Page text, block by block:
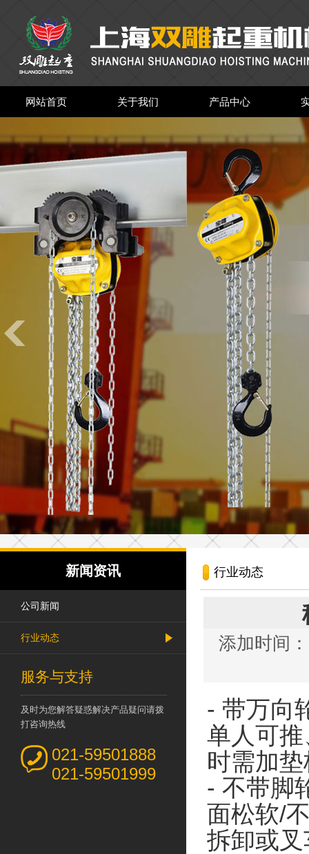
网站首页 关于我们 产品中心
新闻资讯
公司新闻
行业动态
服务与支持
及时为您解答疑惑解决产品疑问请拨
打咨询热线
021-59501888
021-59501999
行业动态
添加时间
- 带万向
单人可
时需加
- 不带脚
面松软/
拆卸或